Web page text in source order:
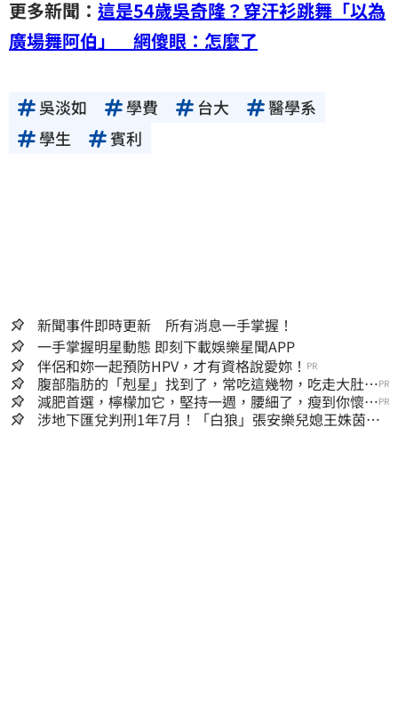
更多新聞： 這是54歲吳奇隆？穿汗衫跳舞「以為
廣場舞阿伯」 網傻眼：怎麼了
吳淡如 學費 台大
醫學系
學生
賓利
新聞事件即時更新 所有消息一手掌握！
一手掌握明星動態 即刻下載娛樂星聞APP
伴侶和妳一起預防HPV，才有資格說愛妳！ PR
腹部脂肪的「剋星」找到了，常吃這幾物，吃走大肚
囊，瘦出小蠻腰
PR
減肥首選，檸檬加它，堅持一週，腰細了，瘦到你懷疑
人生
PR
涉地下匯兌判刑1年7月！「白狼」張安樂兒媳王姝茵北